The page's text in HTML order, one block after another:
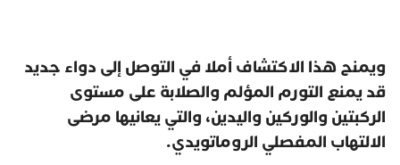
ويمنح هذا الاكتشاف أملا في التوصل إلى دواء جديد
قد يمنع التورم المؤلم والصلابة على مستوى
الركبتين والوركين واليدين، والتي يعانيها مرضى
الالتهاب المفصلي الروماتويدي.